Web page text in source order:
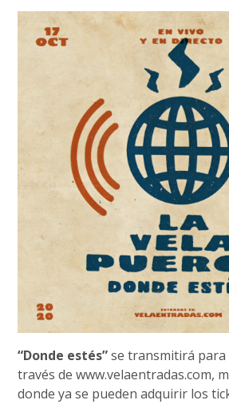
“Donde estés”se transmitirá
través de www.velaentradas.com,
donde ya se pueden adquirir los